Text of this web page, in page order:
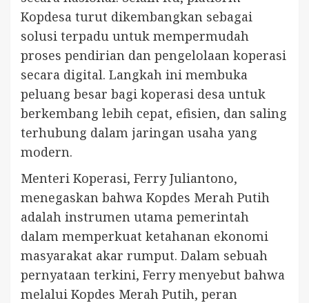
Kopdesa turut dikembangkan sebagai
solusi terpadu untuk mempermudah
proses pendirian dan pengelolaan koperasi
secara digital. Langkah ini membuka
peluang besar bagi koperasi desa untuk
berkembang lebih cepat, efisien, dan saling
terhubung dalam jaringan usaha yang
modern.
Menteri Koperasi, Ferry Juliantono,
menegaskan bahwa Kopdes Merah Putih
adalah instrumen utama pemerintah
dalam memperkuat ketahanan ekonomi
masyarakat akar rumput. Dalam sebuah
pernyataan terkini, Ferry menyebut bahwa
melalui Kopdes Merah Putih, peran